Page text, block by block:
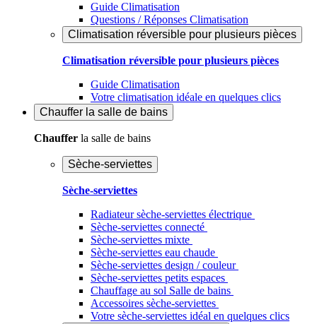
Guide Climatisation
Questions / Réponses Climatisation
Climatisation réversible pour plusieurs pièces
Climatisation réversible pour plusieurs pièces
Guide Climatisation
Votre climatisation idéale en quelques clics
Chauffer la salle de bains
Chauffer la salle de bains
Sèche-serviettes
Sèche-serviettes
Radiateur sèche-serviettes électrique
Sèche-serviettes connecté
Sèche-serviettes mixte
Sèche-serviettes eau chaude
Sèche-serviettes design / couleur
Sèche-serviettes petits espaces
Chauffage au sol Salle de bains
Accessoires sèche-serviettes
Votre sèche-serviettes idéal en quelques clics